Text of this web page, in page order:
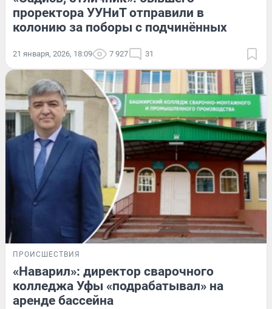
проректора УУНиТ отправили в
колонию за поборы с подчинённых
21 января, 2026, 18:09 7 927 31
ПРОИСШЕСТВИЯ
«Наварил»: директор сварочного
колледжа Уфы «подрабатывал» на
аренде бассейна